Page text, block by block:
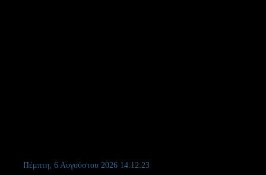
Πέμπτη, 6 Αυγούστου 2026 14:12:24